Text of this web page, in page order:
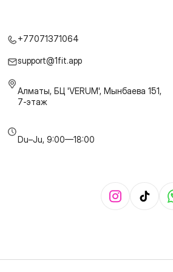
+77071371064
support@1fit.app
Алматы, БЦ 'VERUM', Мынбаева 151,
7-этаж
Du–Ju, 9:00—18:00